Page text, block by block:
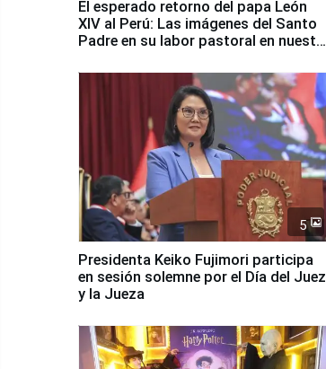
El esperado retorno del papa León
XIV al Perú: Las imágenes del Santo
Padre en su labor pastoral en nuestro
5
Presidenta Keiko Fujimori participa
en sesión solemne por el Día del Juez
y la Jueza